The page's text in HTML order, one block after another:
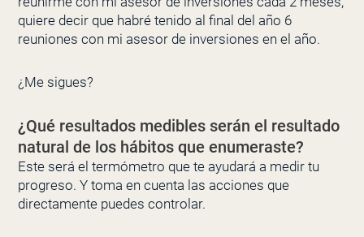
quiere decir que habré tenido al final del año 6
reuniones con mi asesor de inversiones en el año.
¿Me sigues?
¿Qué resultados medibles serán el resultado
natural de los hábitos que enumeraste?
Este será el termómetro que te ayudará a medir tu
progreso. Y toma en cuenta las acciones que
directamente puedes controlar.